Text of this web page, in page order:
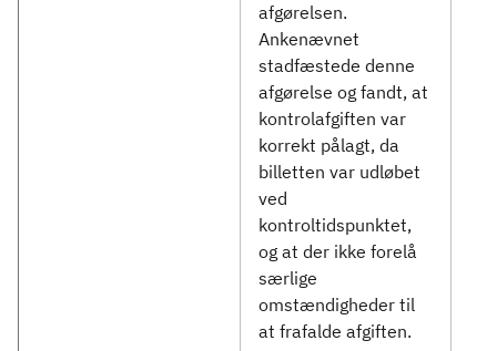
afgørelsen.
Ankenævnet
stadfæstede denne
afgørelse og fandt, at
kontrolafgiften var
korrekt pålagt, da
billetten var udløbet
ved
kontroltidspunktet,
og at der ikke forelå
særlige
omstændigheder til
at frafalde afgiften.